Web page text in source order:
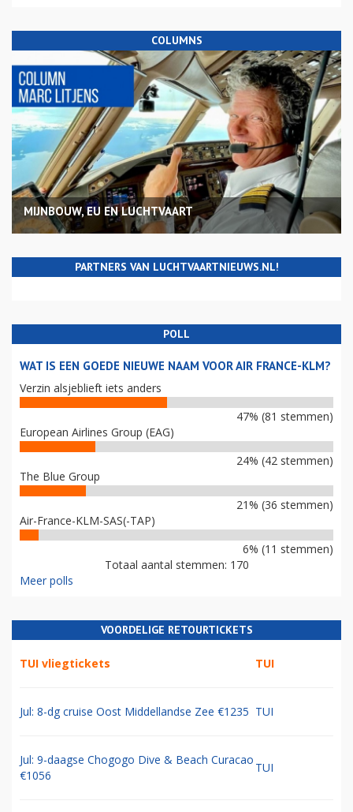
COLUMNS
MIJNBOUW, EU EN LUCHTVAART
PARTNERS VAN LUCHTVAARTNIEUWS.NL!
POLL
WAT IS EEN GOEDE NIEUWE NAAM VOOR AIR FRANCE-KLM?
Verzin alsjeblieft iets anders
47% (81 stemmen)
European Airlines Group (EAG)
24% (42 stemmen)
The Blue Group
21% (36 stemmen)
Air-France-KLM-SAS(-TAP)
6% (11 stemmen)
Totaal aantal stemmen: 170
Meer polls
VOORDELIGE RETOURTICKETS
TUI vliegtickets TUI
Jul: 8-dg cruise Oost Middellandse Zee €1235 TUI
Jul: 9-daagse Chogogo Dive & Beach Curacao
€1056
TUI